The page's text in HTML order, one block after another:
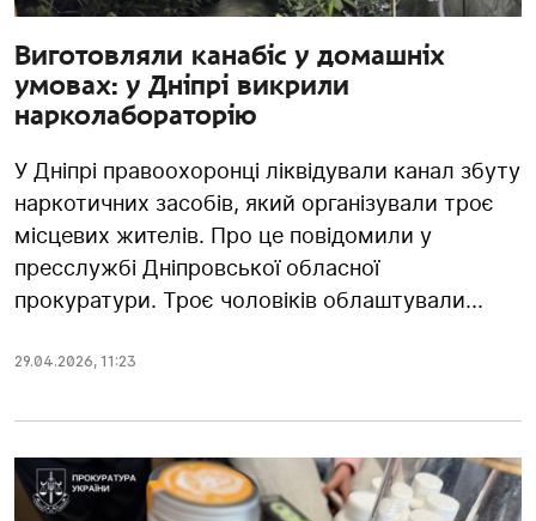
Виготовляли канабіс у домашніх
умовах: у Дніпрі викрили
нарколабораторію
У Дніпрі правоохоронці ліквідували канал збуту
наркотичних засобів, який організували троє
місцевих жителів. Про це повідомили у
пресслужбі Дніпровської обласної
прокуратури. Троє чоловіків облаштували...
29.04.2026, 11:23